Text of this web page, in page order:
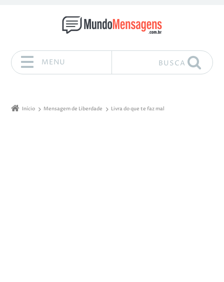
MENU BUSCA
Início Mensagem de Liberdade Livra do que te faz mal